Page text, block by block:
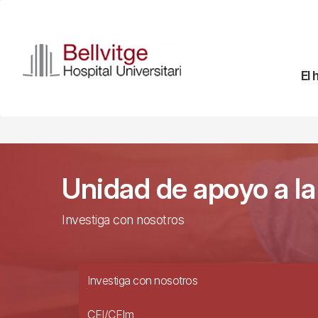
contenido
principal
El
Unidad de apoyo a
Investiga con nosotros
Investiga con nosotros
CEI/CEIm